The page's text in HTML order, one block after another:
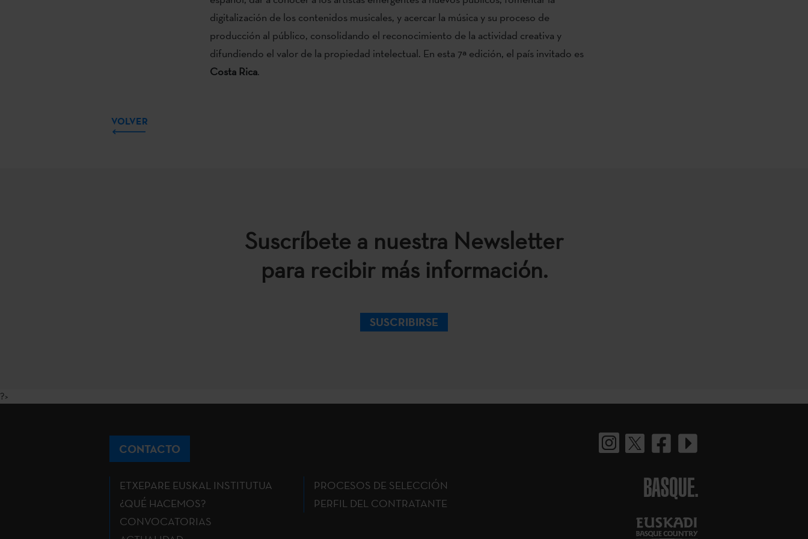
digitalización de los contenidos musicales, y acercar la música y su proceso de
producción al público, consolidando el reconocimiento de la actividad creativa y
difundiendo el valor de la propiedad intelectual. En esta 7ª edición, el país invitado es
Costa Rica.
VOLVER
Suscríbete a nuestra Newsletter
para recibir más información.
SUSCRIBIRSE
?>
CONTACTO
ETXEPARE EUSKAL INSTITUTUA
¿QUÉ HACEMOS?
CONVOCATORIAS
PROCESOS DE SELECCIÓN
PERFIL DEL CONTRATANTE
BASQUE.